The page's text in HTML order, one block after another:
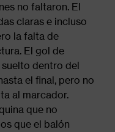
no faltaron. El
claras e incluso
la falta de
El gol de
dentro del
el final, pero no
al marcador.
que no
que el balón